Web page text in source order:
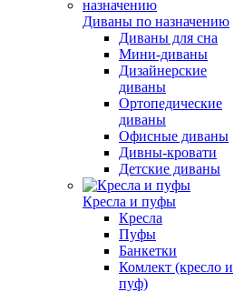
Диваны по назначению
Диваны для сна
Мини-диваны
Дизайнерские
диваны
Ортопедические
диваны
Офисные диваны
Дивны-кровати
Детские диваны
Кресла и пуфы
Кресла
Пуфы
Банкетки
Комлект (кресло и
пуф)